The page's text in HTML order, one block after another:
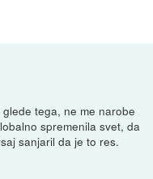
tega, ne me narobe
spremenila svet, da
sanjaril da je to res.